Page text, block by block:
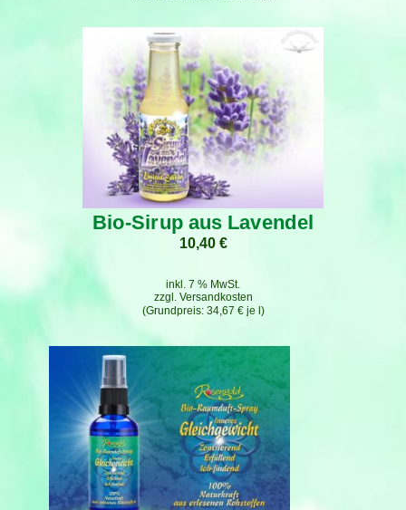
Bio-Sirup aus Lavendel
10,40 €
34,67 €je
inkl. 7 % MwSt.
zzgl. Versandkosten